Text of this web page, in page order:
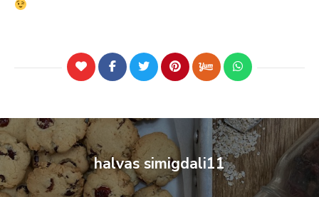
halvas simigdali11